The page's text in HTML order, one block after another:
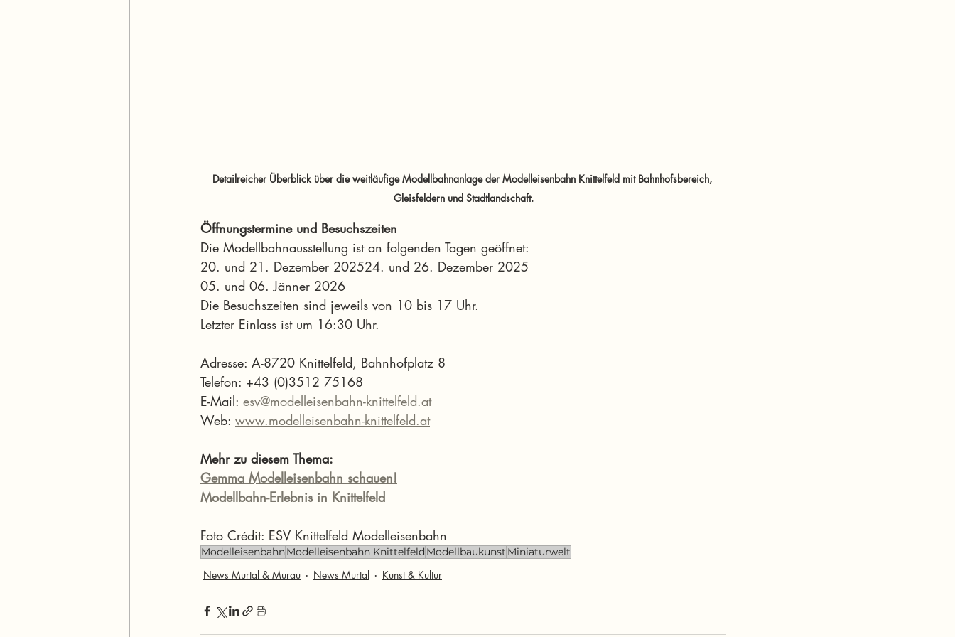
Detailreicher Überblick über die weitläufige Modellbahnanlage der Modelleisenbahn Knittelfeld mit Bahnhofsbereich,
Gleisfeldern und Stadtlandschaft.
Öffnungstermine und Besuchszeiten
Die Modellbahnausstellung ist an folgenden Tagen geöffnet:
20. und 21. Dezember 202524. und 26. Dezember 2025
05. und 06. Jänner 2026
Die Besuchszeiten sind jeweils von 10 bis 17 Uhr.
Letzter Einlass ist um 16:30 Uhr.
Adresse: A-8720 Knittelfeld, Bahnhofplatz 8
Telefon: +43 (0)3512 75168
E-Mail: esv@modelleisenbahn-knittelfeld.at
Web: www.modelleisenbahn-knittelfeld.at
Mehr zu diesem Thema:
Gemma Modelleisenbahn schauen!
Modellbahn-Erlebnis in Knittelfeld
Foto Crédit: ESV Knittelfeld Modelleisenbahn
ModelleisenbahnModelleisenbahn Knittelfeld Modellbaukunst Miniaturwelt
News Murtal & Murau News Murtal Kunst & Kultur